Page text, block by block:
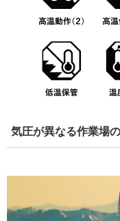
気圧が異なる作業場